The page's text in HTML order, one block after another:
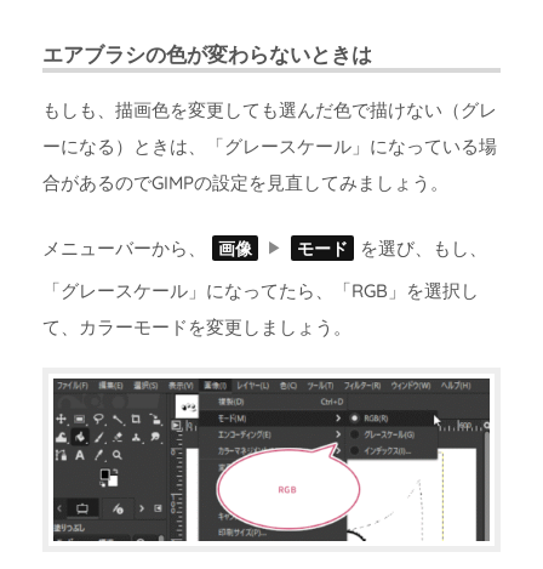
エアブラシの色が変わらないときは
もしも、描画色を変更しても選んだ色で描けない（グレ
ーになる）ときは、「グレースケール」になっている場
合があるのでGIMPの設定を見直してみましょう。
メニューバーから、 画像 モード
を選び、もし、
「グレースケール」になってたら、「RGB」を選択し
て、カラーモードを変更しましょう。